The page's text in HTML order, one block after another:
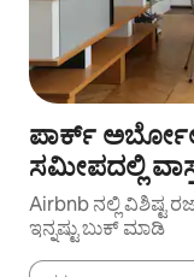
ಪಾರ್ಕ್
ಸಮೀಪದಲ್ಲಿ
Airbnb ನಲ್ಲಿ ವಿಶಿಷ್ಟ
ಇನ್ನಷ್ಟು ಬುಕ್ ಮಾಡಿ